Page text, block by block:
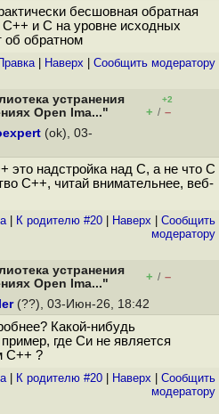
бесшовная обратная
и C на уровне исходных
об обратном
| Наверх Cообщить модератору
устранения
Open Ima..."
+2
+ / –
(ok), 03-
это надстройка над С, а не что С
С++, читай внимательнее, веб-
| К родителю #20 Наверх
Cообщить
модератору
устранения
Open Ima..."
+ / –
(??), 03-Июн-26, 18:42
Какой-нибудь
где Си не является
C++ ?
| К родителю #20 Наверх
Cообщить
модератору